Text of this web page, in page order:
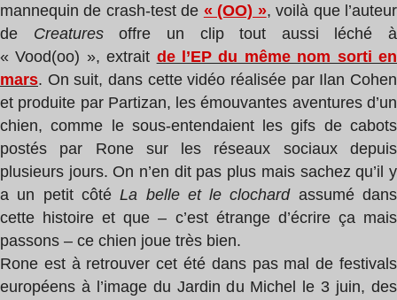
mannequin de crash-test de « (OO) », voilà que l’auteur
de Creaturesoffre un clip tout aussi léché à
« Vood(oo) », extrait de l’EP du même nom sorti en
mars. On suit, dans cette vidéo réalisée par Ilan Cohen
et produite par Partizan, les émouvantes aventures d’un
chien, comme le sous-entendaient les gifs de cabots
postés par Rone sur les réseaux sociaux depuis
plusieurs jours. On n’en dit pas plus mais sachez qu’il y
a un petit côtéLa belle et le clochard assumé dans
cette histoire et que – c’est étrange d’écrire ça mais
passons – ce chien joue très bien.
Rone est à retrouver cet été dans pas mal de festivals
européens à l’image du Jardin du Michel le 3 juin, des